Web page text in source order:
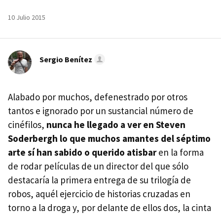
10 Julio 2015
Sergio Benítez
Alabado por muchos, defenestrado por otros
tantos e ignorado por un sustancial número de
cinéfilos, nunca he llegado a ver en Steven
Soderbergh lo que muchos amantes del séptimo
arte sí han sabido o querido atisbaren la forma
de rodar películas de un director del que sólo
destacaría la primera entrega de su trilogía de
robos, aquél ejercicio de historias cruzadas en
torno a la droga y, por delante de ellos dos, la cinta